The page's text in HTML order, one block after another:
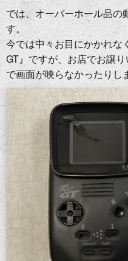
では、オーバーホール品の
す。
今では中々お目にかかれな
GT』ですが、お店でお譲
で画面が映らなかったりし